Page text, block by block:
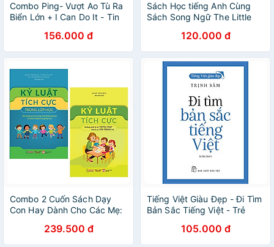
Combo Ping- Vượt Ao Tù Ra
Biển Lớn + I Can Do It - Tin
156.000 đ
Sách Học tiếng Anh Cùng
Sách Song Ngữ The Little
120.000 đ
Combo 2 Cuốn Sách Dạy
Con Hay Dành Cho Các Mẹ:
Tích Cực Trong Lớp Học /
Sách Kiến Thức - Kỹ Năng
239.500 đ
Tiếng Việt Giàu Đẹp - Đi Tìm
Bản Sắc Tiếng Việt - Trẻ
105.000 đ